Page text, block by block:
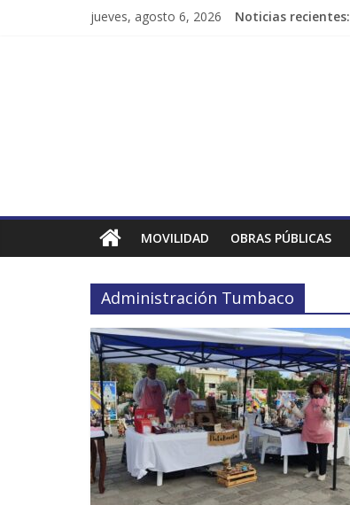
jueves, agosto 6, 2026 Noticias recientes:
MOVILIDAD OBRAS PÚBLICAS
Administración Tumbaco